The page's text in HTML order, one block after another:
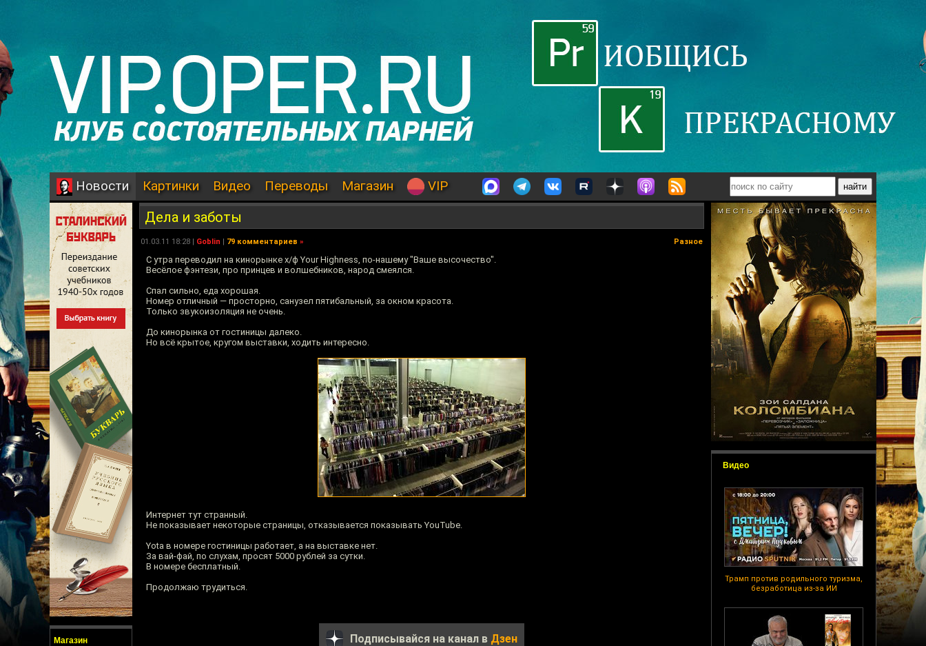
Новости Картинки Видео Переводы Магазин VIP
Магазин
Видео
Трамп против родильного туризма,
безработица из-за ИИ
Дела и заботы
01.03.11 18:28 | Goblin | 79 комментариев » Разное
С утра переводил на кинорынке х/ф Your Highness, по-нашему "Ваше высочество".
Весёлое фэнтези, про принцев и волшебников, народ смеялся.
Спал сильно, еда хорошая.
Номер отличный — просторно, санузел пятибальный, за окном красота.
Только звукоизоляция не очень.
До кинорынка от гостиницы далеко.
Но всё крытое, кругом выставки, ходить интересно.
Интернет тут странный.
Не показывает некоторые страницы, отказывается показывать YouTube.
Yota в номере гостиницы работает, а на выставке нет.
За вай-фай, по слухам, просят 5000 рублей за сутки.
В номере бесплатный.
Продолжаю трудиться.
Подписывайся на канал в Дзен